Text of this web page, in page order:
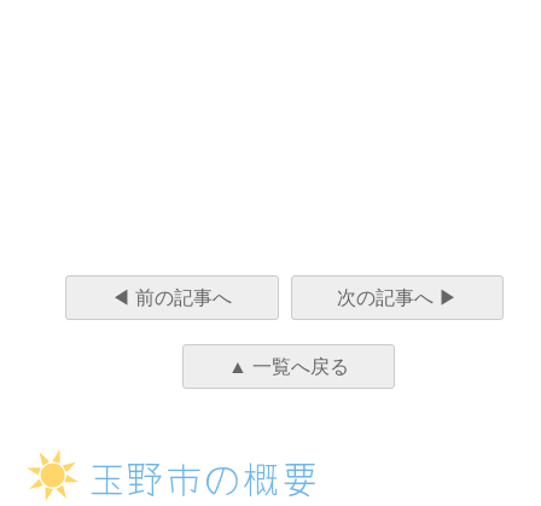
◀ 前の記事へ 次の記事へ ▶
▲ 一覧へ戻る
玉野市の概要